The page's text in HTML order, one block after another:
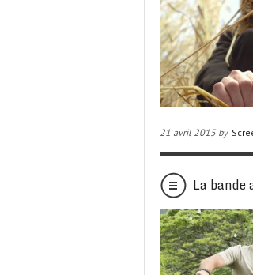
21 avril 2015 by
La bande